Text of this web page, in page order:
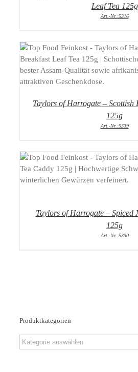
Leaf Tea 125g
Art.-Nr.:5316
DETAILS
Taylors of Harrogate – Scottish
125g
Art.-Nr.:5339
DETAILS
Taylors of Harrogate – Spiced
125g
Art.-Nr.:5330
Produktkategorien